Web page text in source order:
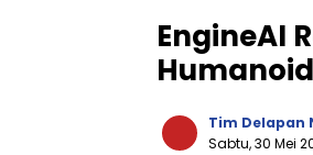
EngineAI
Tim Delapan
Sabtu, 30 Mei